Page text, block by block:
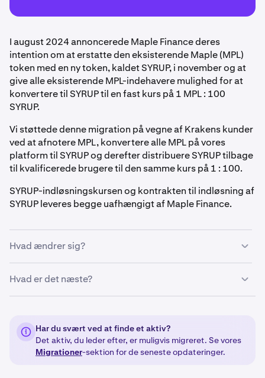
I august 2024 annoncerede Maple Finance deres
intention om at erstatte den eksisterende Maple (MPL)
token med en ny token, kaldet SYRUP, i november og at
give alle eksisterende MPL-indehavere mulighed for at
konvertere til SYRUP til en fast kurs på 1 MPL : 100
SYRUP.
Vi støttede denne migration på vegne af Krakens kunder
ved at afnotere MPL, konvertere alle MPL på vores
platform til SYRUP og derefter distribuere SYRUP tilbage
til kvalificerede brugere til den samme kurs på 1 : 100.
SYRUP-indløsningskursen og kontrakten til indløsning af
SYRUP leveres begge uafhængigt af Maple Finance.
Hvad ændrer sig?
Den 6. november 2024 kl. 14:00 UTC afnoterede vi alle
og udbetalinger for MPL blev lukket. Bemærk venligst, at
gå tabt.
Alle kunder, der havde MPL på tidspunktet for
Hvad er det næste?
lanceret offentligt. Da SYRUP blev lanceret,
distribuerede vi SYRUP til kvalificerede brugere, der
havde MPL på tidspunktet for afnoteringen den 6.
november 2024, til den faste indløsningskurs på 1 MPL :
Har du svært ved at finde et aktiv?
Det aktiv, du leder efter, er muligvis migreret. Se vores
Migrationer-sektion for de seneste opdateringer.